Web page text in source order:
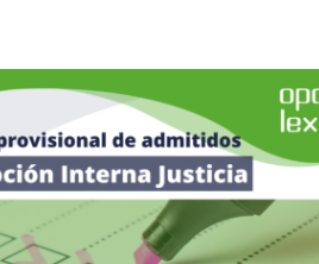
Oposiciones Justicia